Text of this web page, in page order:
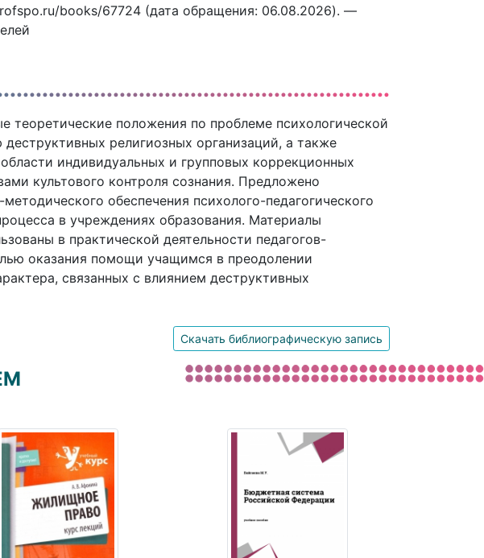
books/67724 (дата обращения: 06.08.2026). —
теоретические положения по проблеме психологической
религиозных организаций, а также
индивидуальных и групповых коррекционных
культового контроля сознания. Предложено
обеспечения психолого-педагогического
в учреждениях образования. Материалы
в практической деятельности педагогов-
оказания помощи учащимся в преодолении
связанных с влиянием деструктивных
Скачать библиографическую запись